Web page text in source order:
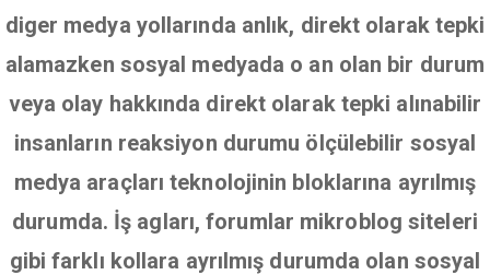
diger medya yollarında anlık, direkt olarak tepki
alamazken sosyal medyada o an olan bir durum
veya olay hakkında direkt olarak tepki alınabilir
insanların reaksiyon durumu ölçülebilir sosyal
medya araçları teknolojinin bloklarına ayrılmış
durumda. İş agları, forumlar mikroblog siteleri
gibi farklı kollara ayrılmış durumda olan sosyal